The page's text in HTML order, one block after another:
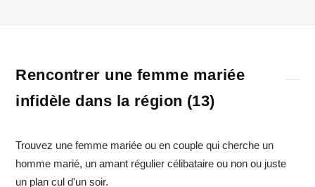
Rencontrer une femme mariée
infidèle dans la région (13)
Trouvez une femme mariée ou en couple qui cherche un
homme marié, un amant régulier célibataire ou non ou juste
un plan cul d'un soir.